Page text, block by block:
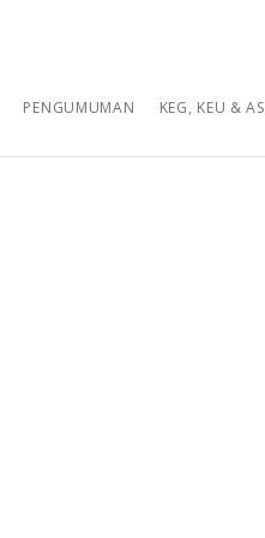
PENGUMUMAN KEG, KEU &